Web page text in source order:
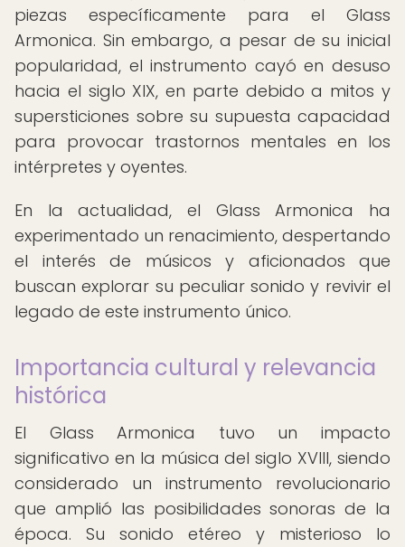
piezas específicamente para el Glass
Armonica. Sin embargo, a pesar de su inicial
popularidad, el instrumento cayó en desuso
hacia el siglo XIX, en parte debido a mitos y
supersticiones sobre su supuesta capacidad
para provocar trastornos mentales en los
intérpretes y oyentes.
En la actualidad, el Glass Armonica ha
experimentado un renacimiento, despertando
el interés de músicos y aficionados que
buscan explorar su peculiar sonido y revivir el
legado de este instrumento único.
Importancia cultural y relevancia
histórica
El Glass Armonica tuvo un impacto
significativo en la música del siglo XVIII, siendo
considerado un instrumento revolucionario
que amplió las posibilidades sonoras de la
época. Su sonido etéreo y misterioso lo